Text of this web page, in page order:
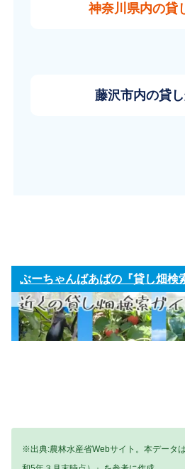
神奈川県内の貸
藤沢市内の貸
ぶーちゃんばあばの『貸し畑検
※出典:農林水産省Webサイト。本データ